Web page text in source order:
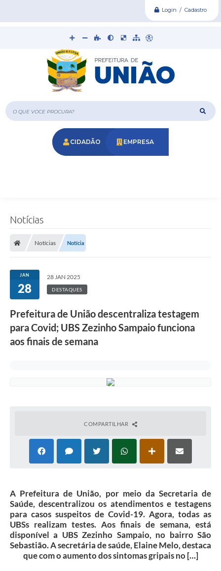
Login / Cadastro
O que voce procura?
CIDADÃO EMPRESA
Notícias
Notícias Notícia
JAN
28
28 JAN 2025
DESTAQUES
Prefeitura de União descentraliza testagem
para Covid; UBS Zezinho Sampaio funciona
aos finais de semana
COMPARTILHAR
A Prefeitura de União, por meio da Secretaria de
Saúde, descentralizou os atendimentos e testagens
para casos suspeitos de Covid-19. Agora, todas as
UBSs realizam testes. Aos finais de semana, está
disponível a UBS Zezinho Sampaio, no bairro São
Sebastião. A secretária de saúde, Elaine Melo, destaca
que com o aumento dos sintomas gripais no […]